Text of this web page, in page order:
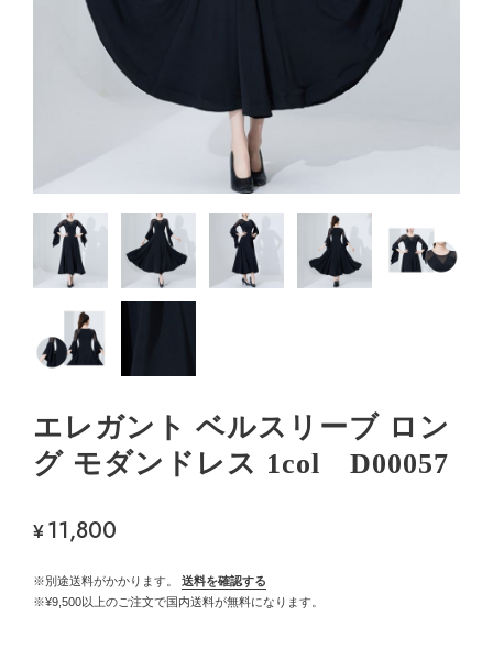
エレガント ベルスリーブ ロン
グ モダンドレス 1col D00057
¥11,800
※別途送料がかかります。
送料を確認する
※¥9,500以上のご注文で国内送料が無料になります。